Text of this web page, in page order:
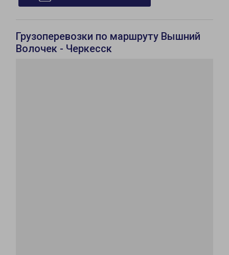
Грузоперевозки по маршруту Вышний
Волочек - Черкесск